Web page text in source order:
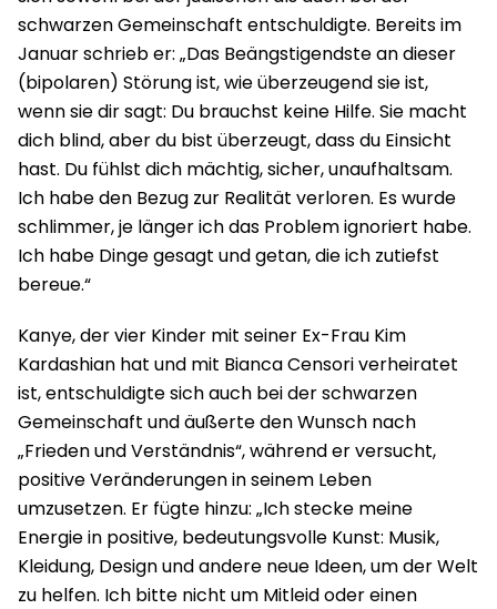
schwarzen Gemeinschaft entschuldigte. Bereits im
Januar schrieb er: „Das Beängstigendste an dieser
(bipolaren) Störung ist, wie überzeugend sie ist,
wenn sie dir sagt: Du brauchst keine Hilfe. Sie macht
dich blind, aber du bist überzeugt, dass du Einsicht
hast. Du fühlst dich mächtig, sicher, unaufhaltsam.
Ich habe den Bezug zur Realität verloren. Es wurde
schlimmer, je länger ich das Problem ignoriert habe.
Ich habe Dinge gesagt und getan, die ich zutiefst
bereue.“
Kanye, der vier Kinder mit seiner Ex-Frau Kim
Kardashian hat und mit Bianca Censori verheiratet
ist, entschuldigte sich auch bei der schwarzen
Gemeinschaft und äußerte den Wunsch nach
„Frieden und Verständnis“, während er versucht,
positive Veränderungen in seinem Leben
umzusetzen. Er fügte hinzu: „Ich stecke meine
Energie in positive, bedeutungsvolle Kunst: Musik,
Kleidung, Design und andere neue Ideen, um der Welt
zu helfen. Ich bitte nicht um Mitleid oder einen